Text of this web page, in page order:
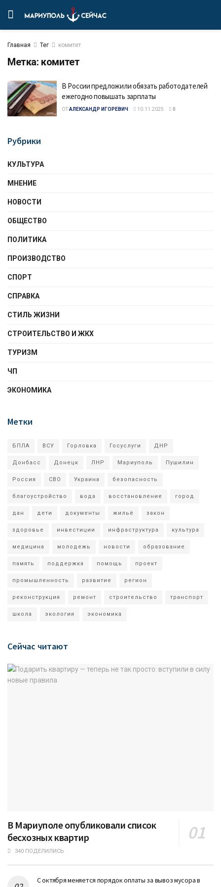
Главная Тег комитет
Метка: комитет
В России предложили обязать работодателей
ежегодно повышать зарплаты
ОТАЛЕКСАНДР ИГОРЕВИЧ 10.11.2025 0
Рубрики
КУЛЬТУРА
МНЕНИЕ
НОВОСТИ
ОБЩЕСТВО
ПОЛИТИКА
ПРОИЗВОДСТВО
СПОРТ
СПРАВКА
СТИЛЬ ЖИЗНИ
СТРОИТЕЛЬСТВО И ЖКХ
ТУРИЗМ
ЧП
ЭКОНОМИКА
Метки
БПЛА ВСУ Горловка Госуслуги ДНР
Донбасс Донецк ЛНР Мариуполь Пушилин
Россия СВО Украина безопасность
благоустройство вода восстановление город
дан дети документы жильё закон
здоровье инвестиции инфраструктура культура
медицина молодежь новости образование
память поддержка помощь проект
промышленность развитие регион
реконструкция ремонт строительство транспорт
школа экология экономика
Сейчас читают
В Мариуполе опубликовали список
бесхозных квартир
340 ПОДЕЛИЛИСЬ
С октября меняется порядок оплаты за вывоз мусора в